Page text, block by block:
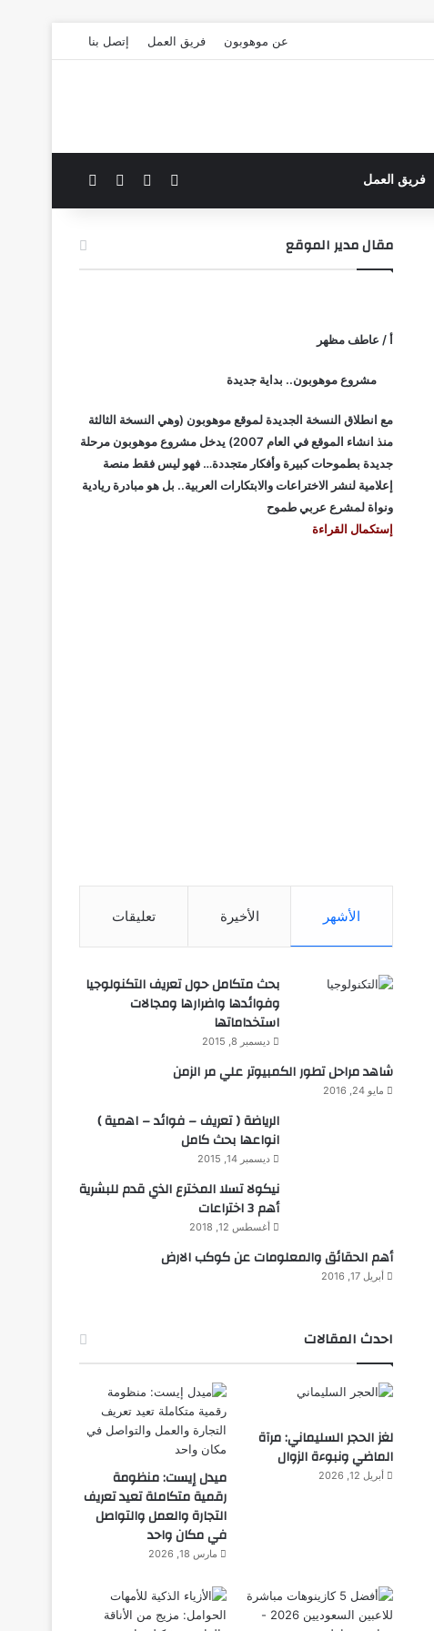
عن موهوبون فريق العمل إتصل بنا
فريق العمل فيسبوك الوضع المظلم
مقال مدير الموقع
أ / عاطف مظهر
مشروع موهوبون.. بداية جديدة
مع انطلاق النسخة الجديدة لموقع موهوبون (وهي النسخة الثالثة
منذ انشاء الموقع في العام 2007) يدخل مشروع موهوبون مرحلة
جديدة بطموحات كبيرة وأفكار متجددة… فهو ليس فقط منصة
إعلامية لنشر الاختراعات والابتكارات العربية.. بل هو مبادرة ريادية
ونواة لمشرع عربي طموح
إستكمال القراءة
الأشهر الأخيرة تعليقات
بحث متكامل حول تعريف التكنولوجيا
وفوائدها واضرارها ومجالات
استخداماتها
ديسمبر 8, 2015
شاهد مراحل تطور الكمبيوتر علي مر الزمن
مايو 24, 2016
الرياضة ( تعريف – فوائد – اهمية )
انواعها بحث كامل
ديسمبر 14, 2015
نيكولا تسلا المخترع الذي قدم للبشرية
أهم 3 اختراعات
أغسطس 12, 2018
أهم الحقائق والمعلومات عن كوكب الارض
أبريل 17, 2016
احدث المقالات
لغز الحجر السليماني: مرآة
الماضي ونبوءة الزوال
أبريل 12, 2026
ميدل إيست: منظومة
رقمية متكاملة تعيد تعريف
التجارة والعمل والتواصل
في مكان واحد
مارس 18, 2026